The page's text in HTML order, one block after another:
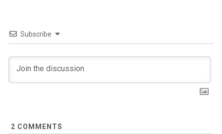
Subscribe
2 COMMENTS